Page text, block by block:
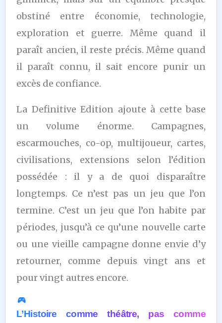
obstiné entre économie, technologie,
exploration et guerre. Même quand il
paraît ancien, il reste précis. Même quand
il paraît connu, il sait encore punir un
excès de confiance.
La Definitive Edition ajoute à cette base
un volume énorme. Campagnes,
escarmouches, co-op, multijoueur, cartes,
civilisations, extensions selon l’édition
possédée : il y a de quoi disparaître
longtemps. Ce n’est pas un jeu que l’on
termine. C’est un jeu que l’on habite par
périodes, jusqu’à ce qu’une nouvelle carte
ou une vieille campagne donne envie d’y
retourner, comme depuis vingt ans et
pour vingt autres encore.
L’Histoire comme théâtre, pas comme